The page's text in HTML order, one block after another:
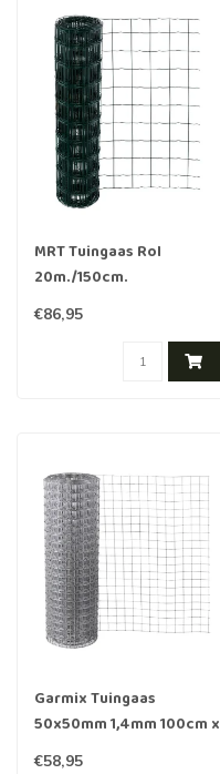
MRT Tuingaas Rol
20m./150cm.
(100x100mm) groen
geplastificeerd
€86,95
Garmix Tuingaas
50x50mm 1,4mm 100cm x
25m Verzinkt
€58,95